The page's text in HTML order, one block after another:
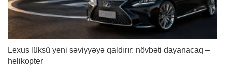
Lexus lüksü yeni səviyyəyə qaldırır: növbəti dayanacaq –
helikopter